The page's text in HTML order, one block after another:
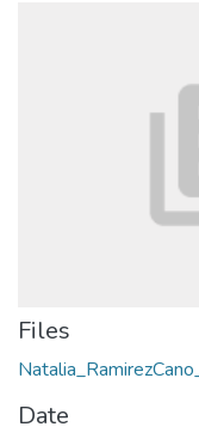
Files
Date